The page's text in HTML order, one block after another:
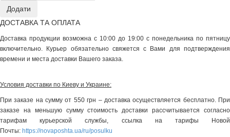
ДОСТАВКА ТА ОПЛАТА
Доставка продукции возможна с 10:00 до 19:00 с понедельника по пятницу
включительно. Курьер обязательно свяжется с Вами для подтверждения
времени и места доставки Вашего заказа.
Условия доставки по Киеву и Украине:
При заказе на сумму от 550 грн – доставка осуществляется бесплатно. При
заказе на меньшую сумму стоимость доставки рассчитывается согласно
тарифам курьерской службы, ссылка на тарифы Новой
Почты: https://novaposhta.ua/ru/posulku